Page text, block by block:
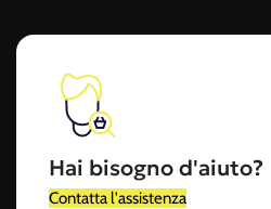
Hai bisogno d'aiuto?
Contatta l'assistenza